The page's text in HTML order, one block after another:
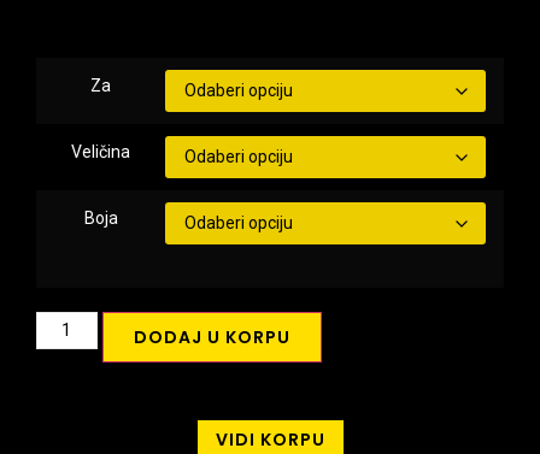
Za
Veličina
Boja
DODAJ U KORPU
VIDI KORPU